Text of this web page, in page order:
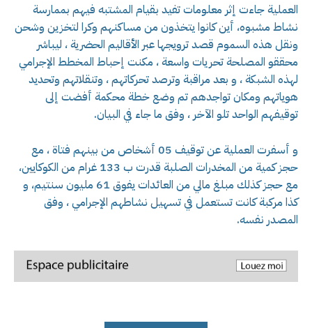
العملية جاءت إثر معلومات تفيد بقيام المشتبه فيهم بممارسة
نشاط مشبوه، أين كانوا يتخذون من مساكنهم وكرا لتخزين وشحن
ونقل هذه السموم قصد ترويجها عبر الأقاليم الحضرية ، ليباشر
محققو المصلحة تحريات واسعة ، مكنت إحباط المخطط الإجرامي
لهذه الشبكة ، و بعد مراقبة وترصد تحركاتهم ، وتنقلاتهم وتحديد
هوياتهم ومكان تواجدهم تم وضع خطة محكمة أفضت إلى
توقيفهم الواحد تلو الآخر ، وفق ما جاء في البيان.
و أسفرت العملية عن توقيف 05 أشخاص من بينهم فتاة ، مع
حجز كمية من المخدرات الصلبة قدرت ب 133 غرام من الكوكايين،
مع حجز كذلك مبلغ مالي من العائدات يفوق 61 مليون سنتيم، و
كذا مركبة كانت تستعمل في تسهيل نشاطهم الإجرامي ، وفق
المصدر نفسه.